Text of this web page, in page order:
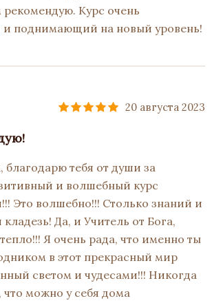
рекомендую. Курс очень
поднимающий на новый уровень!
20 августа 2023
благодарю тебя от души за
и волшебный курс
Это волшебно!!! Столько знаний и
Да, и Учитель от Бога,
Я очень рада, что именно ты
в этот прекрасный мир
светом и чудесами!!! Никогда
можно у себя дома